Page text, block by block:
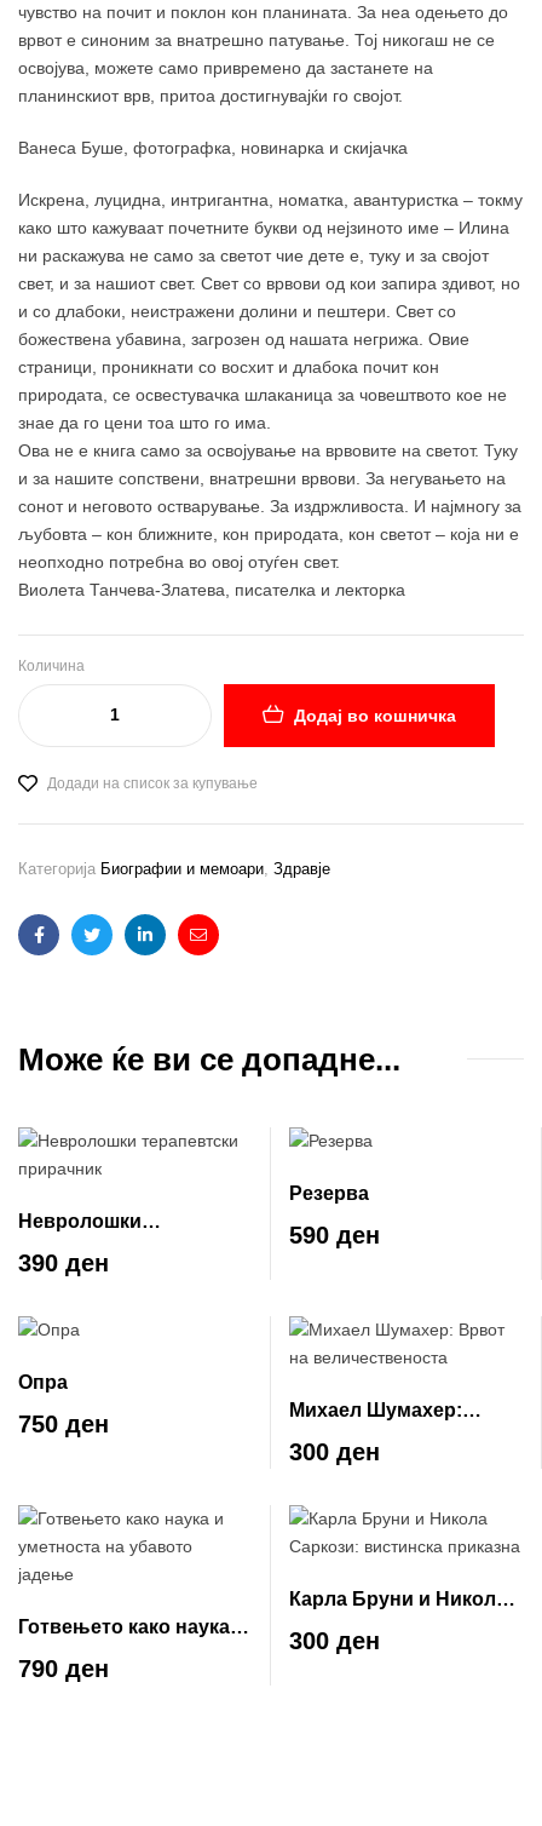
чувство на почит и поклон кон планината. За неа одењето до
врвот е синоним за внатрешно патување. Тој никогаш не се
освојува, можете само привремено да застанете на
планинскиот врв, притоа достигнувајќи го својот.
Ванеса Буше, фотографка, новинарка и скијачка
Искрена, луцидна, интригантна, номатка, авантуристка – токму
како што кажуваат почетните букви од нејзиното име – Илина
ни раскажува не само за светот чие дете е, туку и за својот
свет, и за нашиот свет. Свет со врвови од кои запира здивот, но
и со длабоки, неистражени долини и пештери. Свет со
божествена убавина, загрозен од нашата негрижа. Овие
страници, проникнати со восхит и длабока почит кон
природата, се освестувачка шлаканица за човештвото кое не
знае да го цени тоа што го има.
Ова не е книга само за освојување на врвовите на светот. Туку
и за нашите сопствени, внатрешни врвови. За негувањето на
сонот и неговото остварување. За издржливоста. И најмногу за
љубовта – кон ближните, кон природата, кон светот – која ни е
неопходно потребна во овој отуѓен свет.
Виолета Танчева-Златева, писателка и лекторка
Количина
Додај во кошничка
Додади на список за купување
Категорија Биографии и мемоари Здравје
FacebookTwitterLinkedinEmail
Може ќе ви се допадне...
Невролошки
терапевтски прирачник
390 ден
Резерва
590 ден
Опра
750 ден
Михаел Шумахер:
Врвот на
величественоста
300 ден
Готвењето како наука и
уметноста на убавото
јадење
790 ден
Карла Бруни и Никола
Саркози: вистинска
приказна
300 ден